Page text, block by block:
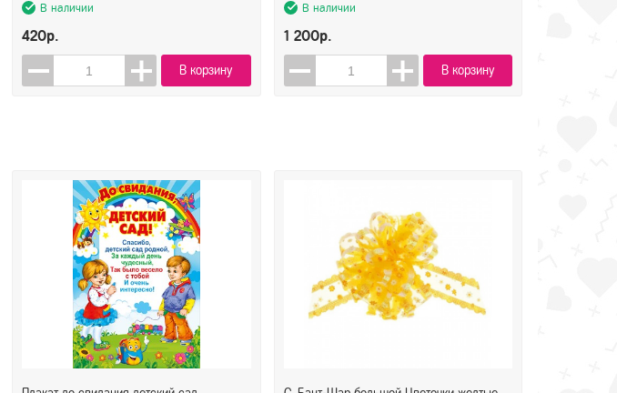
В наличии
420р.
В корзину
В наличии
1 200р.
В корзину